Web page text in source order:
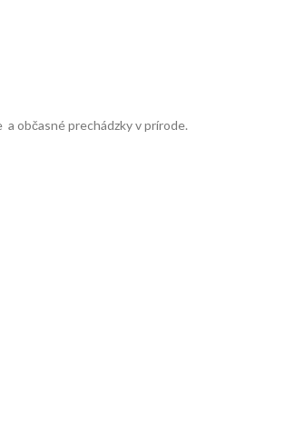
občasné prechádzky v prírode.